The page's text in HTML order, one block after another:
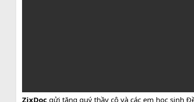
ZixDoc gửi tặng quý thầy cô và các em học sinh